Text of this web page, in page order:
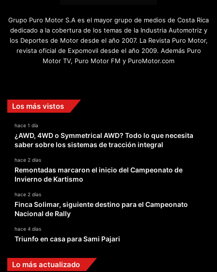
Grupo Puro Motor S.A es el mayor grupo de medios de Costa Rica
dedicado a la cobertura de los temas de la Industria Automotriz y
los Deportes de Motor desde el año 2007. La Revista Puro Motor,
revista oficial de Expomovil desde el año 2009. Además Puro
Motor TV, Puro Motor FM y PuroMotor.com
Los más vistos
hace 1 día
¿AWD, 4WD o Symmetrical AWD? Todo lo que necesita
saber sobre los sistemas de tracción integral
hace 2 días
Remontadas marcaron el inicio del Campeonato de
Invierno de Kartismo
hace 2 días
Finca Solimar, siguiente destino para el Campeonato
Nacional de Rally
hace 4 días
Triunfo en casa para Sami Pajari
Lo más actualizado